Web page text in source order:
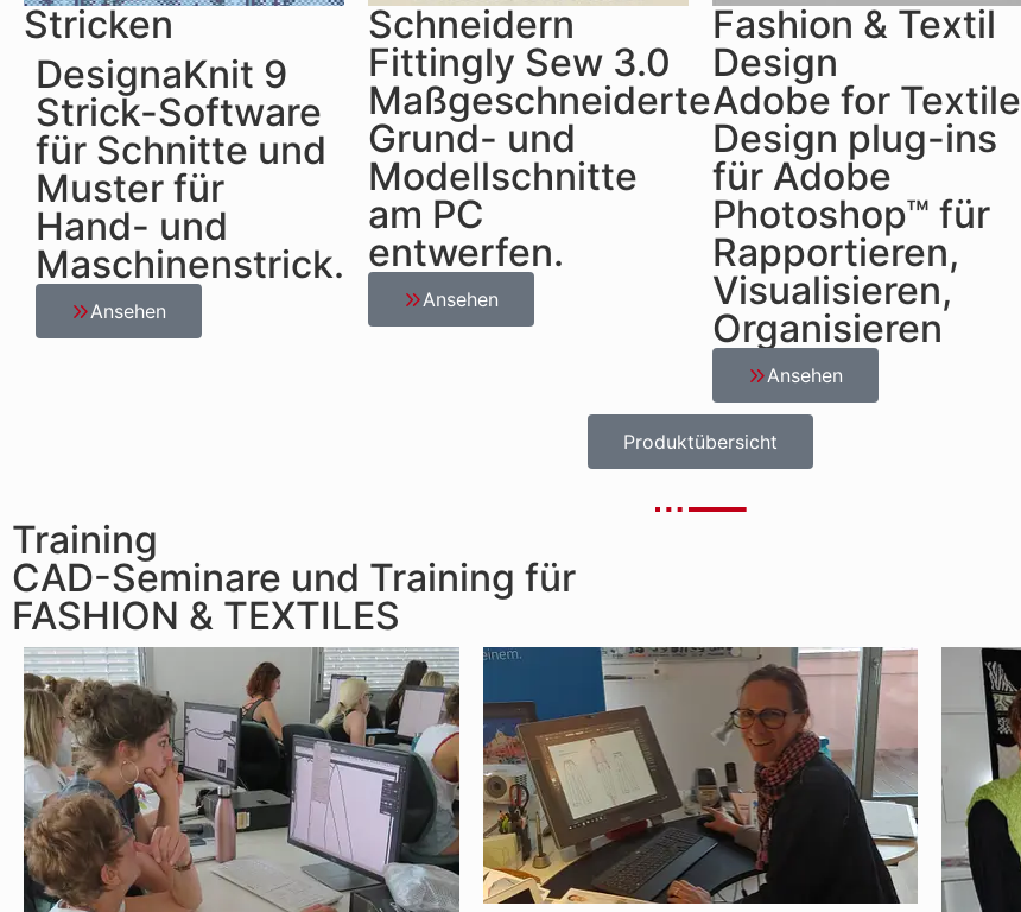
Stricken
DesignaKnit 9
Strick-Software
für Schnitte und
Muster für
Hand- und
Maschinenstrick.
Ansehen
Schneidern
Fittingly Sew 3.0
Maßgeschneiderte
Grund- und
Modellschnitte
am PC
entwerfen.
Ansehen
Fashion & Textil
Design
Adobe for Textile
Design plug-ins
für Adobe
Photoshop™ für
Rapportieren,
Visualisieren,
Organisieren
Ansehen
Produktübersicht
Training
CAD-Seminare und Training für
FASHION & TEXTILES